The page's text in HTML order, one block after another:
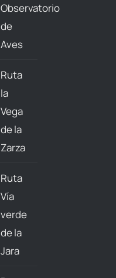
Observatorio
de
Aves
Ruta
la
Vega
de la
Zarza
Ruta
Vía
verde
de la
Jara